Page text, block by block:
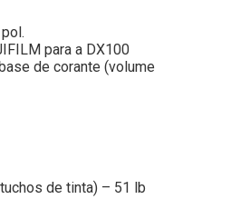
para a DX100
de corante (volume
de tinta) – 51 lb